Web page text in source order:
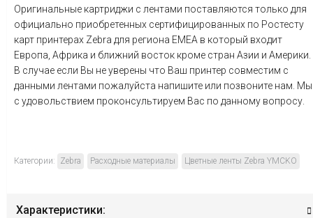
Оригинальные картриджи с лентами поставляются только для
официально приобретенных сертифицированных по Ростесту
карт принтерах Zebra для региона EMEA в который входит
Европа, Африка и ближний восток кроме стран Азии и Америки.
В случае если Вы не уверены что Ваш принтер совместим с
данными лентами пожалуйста напишите или позвоните нам. Мы
с удовольствием проконсультируем Вас по данному вопросу.
Категории: Zebra Расходные материалы Цветные ленты Zebra YMCKO
Характеристики: